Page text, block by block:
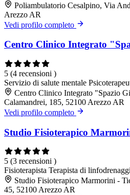
Poliambulatorio Cesalpino, Via
Arezzo AR
Vedi profilo completo
Centro Clinico Integrato
5 (4 recensioni )
Servizio di salute mentale
Centro Clinico Integrato "Spazio
Calamandrei, 185, 52100 Arezzo AR
Vedi profilo completo
Studio Fisioterapico
5 (3 recensioni )
Fisioterapista Terapista di
Studio Fisioterapico Marmorini -
45, 52100 Arezzo AR